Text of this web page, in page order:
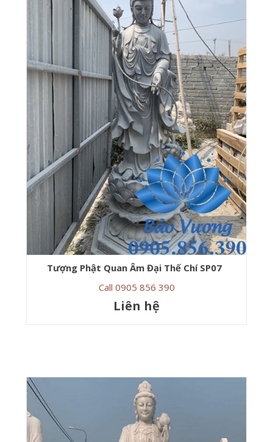
Tượng Phật Quan Âm Đại Thế Chí SP07
Call 0905 856 390
Liên hệ